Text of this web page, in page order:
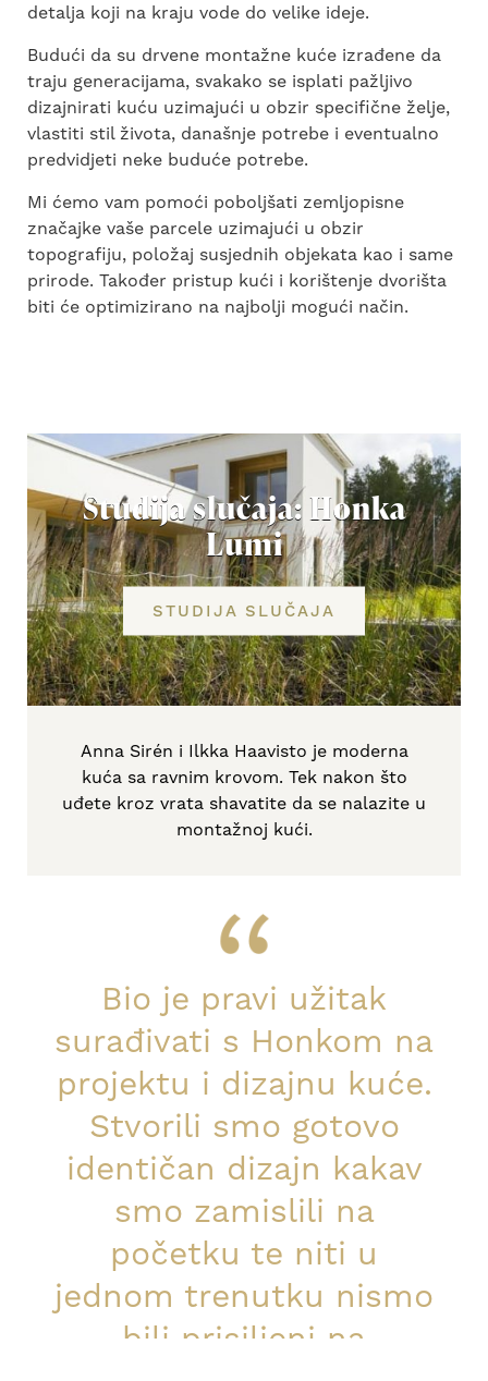
detalja koji na kraju vode do velike ideje.
Budući da su drvene montažne kuće izrađene da
traju generacijama, svakako se isplati pažljivo
dizajnirati kuću uzimajući u obzir specifične želje,
vlastiti stil života, današnje potrebe i eventualno
predvidjeti neke buduće potrebe.
Mi ćemo vam pomoći poboljšati zemljopisne
značajke vaše parcele uzimajući u obzir
topografiju, položaj susjednih objekata kao i same
prirode. Također pristup kući i korištenje dvorišta
biti će optimizirano na najbolji mogući način.
Studija slučaja: Honka
Lumi
STUDIJA SLUČAJA
Anna Sirén i Ilkka Haavisto je moderna
kuća sa ravnim krovom. Tek nakon što
uđete kroz vrata shavatite da se nalazite u
montažnoj kući.
Bio je pravi užitak
surađivati s Honkom na
projektu i dizajnu kuće.
Stvorili smo gotovo
identičan dizajn kakav
smo zamislili na
početku te niti u
jednom trenutku nismo
bili prisiljeni na